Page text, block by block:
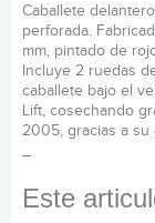
Caballete
perforada.
mm, pintado de
Incluye 2 ruedas
caballete bajo el
Lift, cosechando
2005, gracias a su
Este